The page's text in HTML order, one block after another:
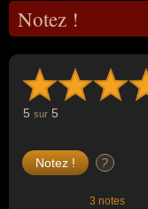
Notez !
5 sur 5
?
3 notes